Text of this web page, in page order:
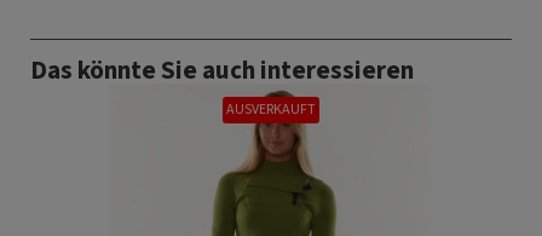
Das könnte Sie auch interessieren
AUSVERKAUFT